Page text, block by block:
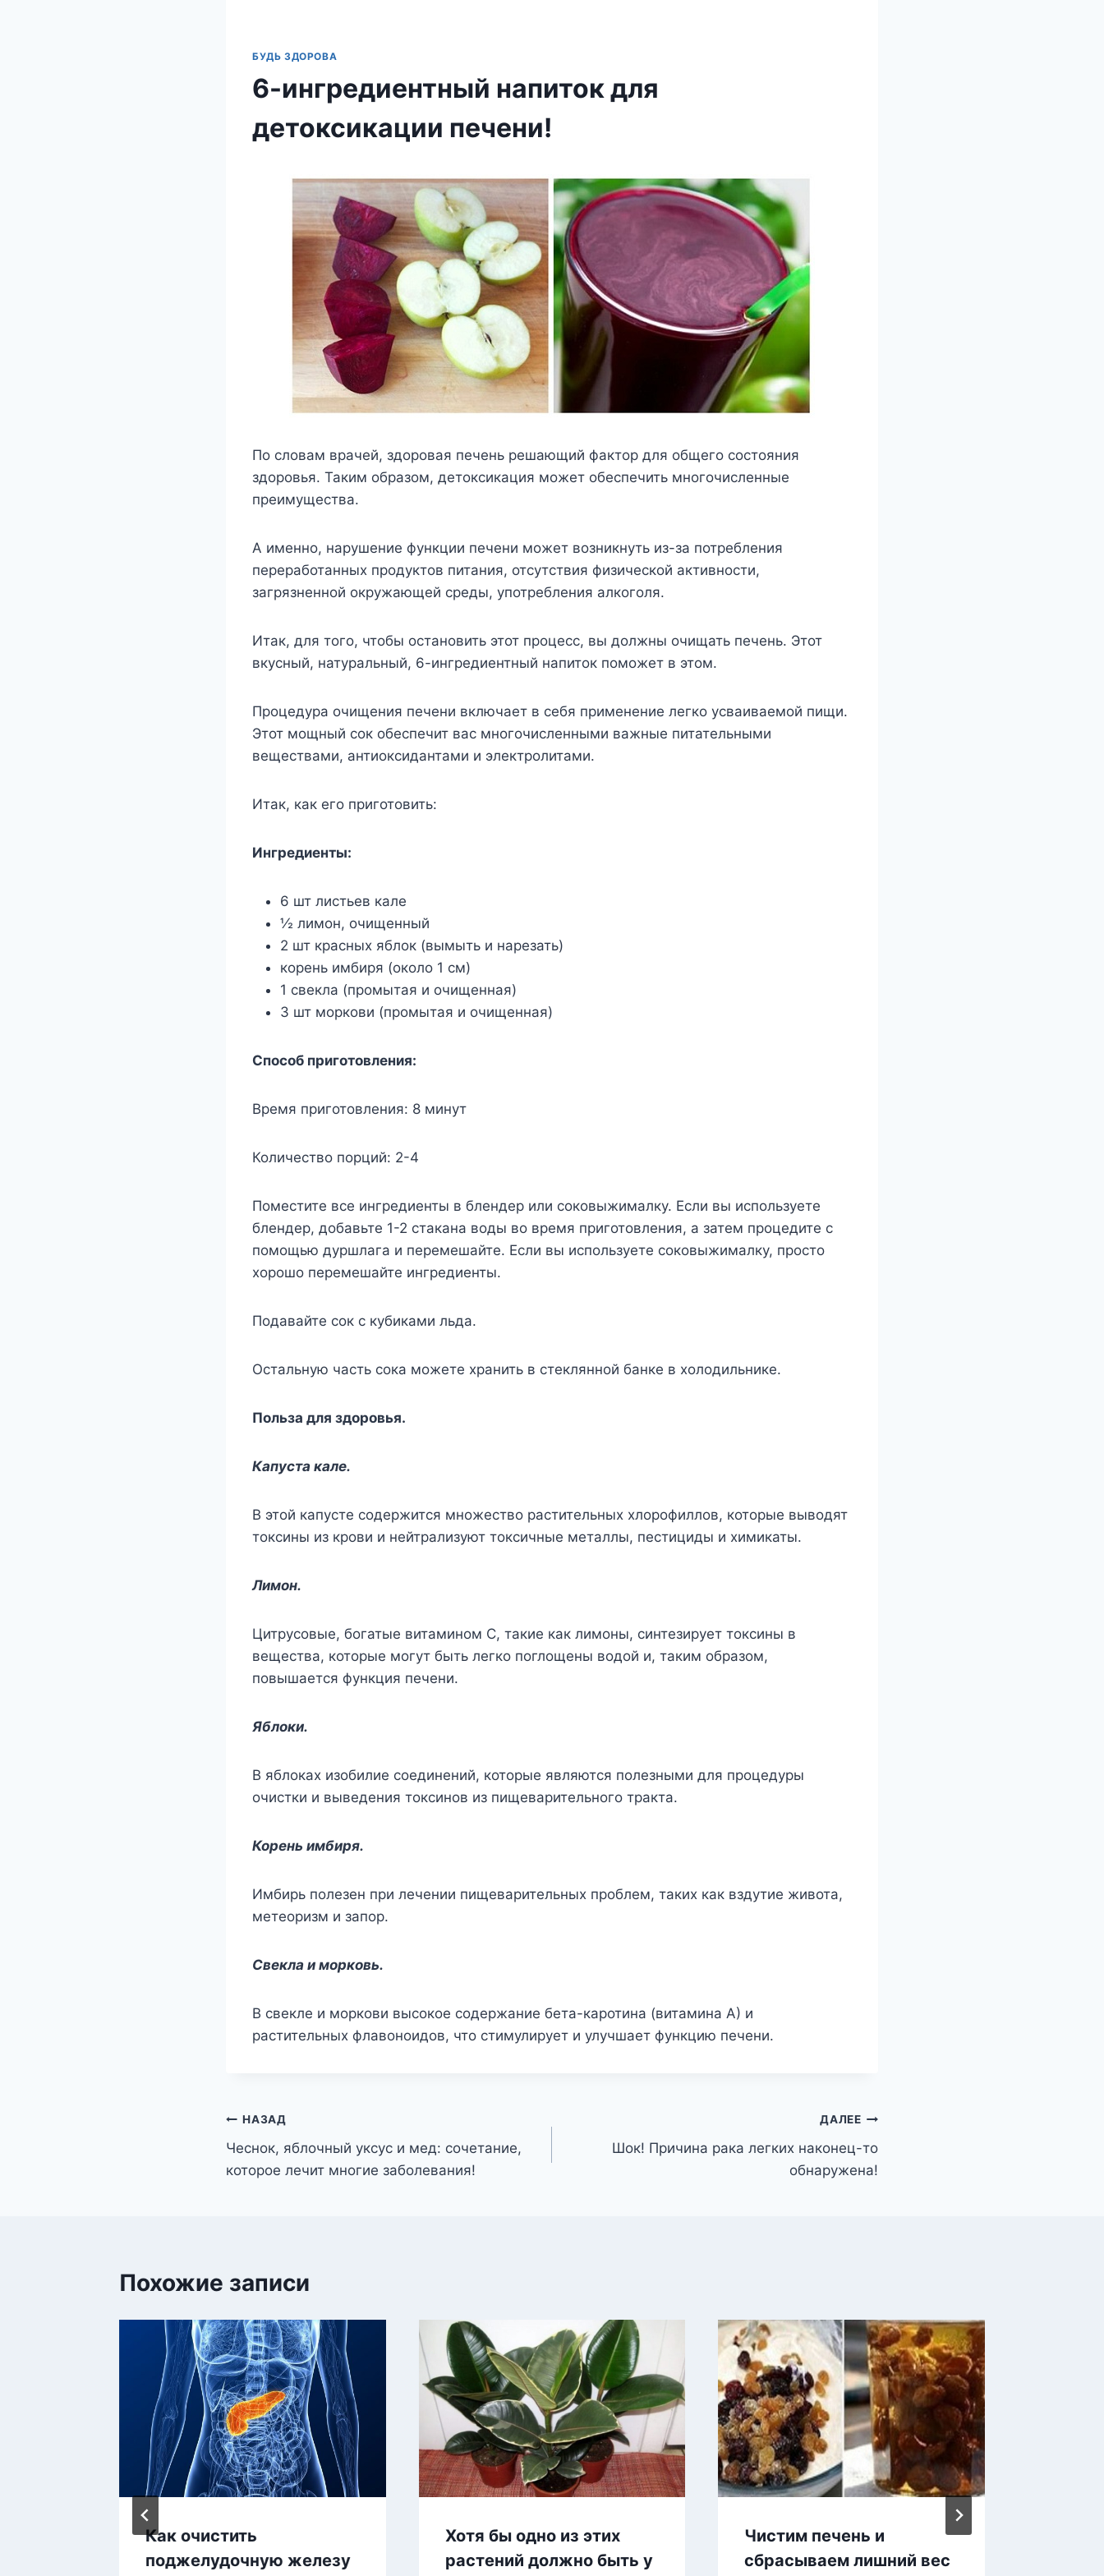
БУДЬ ЗДОРОВА
6-ингредиентный напиток для
детоксикации печени!
По словам врачей, здоровая печень решающий фактор для общего состояния
здоровья. Таким образом, детоксикация может обеспечить многочисленные
преимущества.
А именно, нарушение функции печени может возникнуть из-за потребления
переработанных продуктов питания, отсутствия физической активности,
загрязненной окружающей среды, употребления алкоголя.
Итак, для того, чтобы остановить этот процесс, вы должны очищать печень. Этот
вкусный, натуральный, 6-ингредиентный напиток поможет в этом.
Процедура очищения печени включает в себя применение легко усваиваемой пищи.
Этот мощный сок обеспечит вас многочисленными важные питательными
веществами, антиоксидантами и электролитами.
Итак, как его приготовить:
Ингредиенты:
6 шт листьев кале
½ лимон, очищенный
2 шт красных яблок (вымыть и нарезать)
корень имбиря (около 1 см)
1 свекла (промытая и очищенная)
3 шт моркови (промытая и очищенная)
Способ приготовления:
Время приготовления: 8 минут
Количество порций: 2-4
Поместите все ингредиенты в блендер или соковыжималку. Если вы используете
блендер, добавьте 1-2 стакана воды во время приготовления, а затем процедите с
помощью дуршлага и перемешайте. Если вы используете соковыжималку, просто
хорошо перемешайте ингредиенты.
Подавайте сок с кубиками льда.
Остальную часть сока можете хранить в стеклянной банке в холодильнике.
Польза для здоровья.
Капуста кале.
В этой капусте содержится множество растительных хлорофиллов, которые выводят
токсины из крови и нейтрализуют токсичные металлы, пестициды и химикаты.
Лимон.
Цитрусовые, богатые витамином С, такие как лимоны, синтезирует токсины в
вещества, которые могут быть легко поглощены водой и, таким образом,
повышается функция печени.
Яблоки.
В яблоках изобилие соединений, которые являются полезными для процедуры
очистки и выведения токсинов из пищеварительного тракта.
Корень имбиря.
Имбирь полезен при лечении пищеварительных проблем, таких как вздутие живота,
метеоризм и запор.
Свекла и морковь.
В свекле и моркови высокое содержание бета-каротина (витамина А) и
растительных флавоноидов, что стимулирует и улучшает функцию печени.
Навигация
по
НАЗАД
Чеснок, яблочный уксус и мед: сочетание,
которое лечит многие заболевания!
ДАЛЕЕ
Шок! Причина рака легких наконец-то
обнаружена!
Похожие записи
Как очистить
поджелудочную железу
Хотя бы одно из этих
растений должно быть у
Чистим печень и
сбрасываем лишний вес